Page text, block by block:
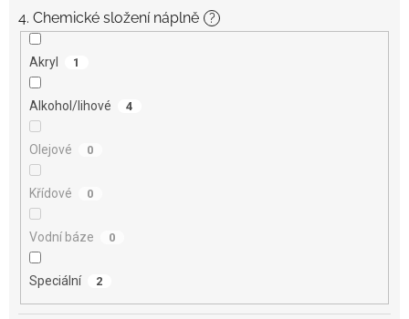
4. Chemické složení náplně ?
Akryl 1
Alkohol/lihové 4
Olejové 0
Křídové 0
Vodní báze 0
Speciální 2